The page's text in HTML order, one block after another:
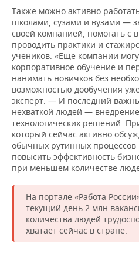
Также можно активно
школами, сузами и вузами —
своей компанией, помогать с
проводить практики и
учеников. «Еще компании
корпоративное обучение и
нанимать новичков без
возможностью дообучения
эксперт. — И последний
нехваткой людей —
технологических решений.
который сейчас активно
обычных рутинных
повысить эффективность
при меньшем количестве
На портале «Работа
текущий день 2 млн
количества людей
хватает сейчас в стране.